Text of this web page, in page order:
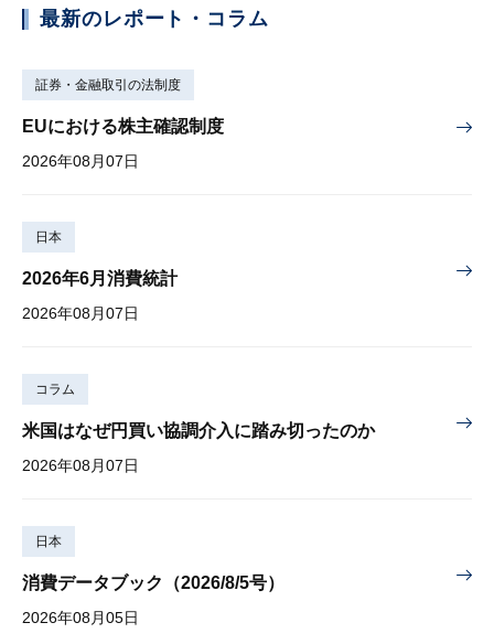
最新のレポート・コラム
証券・金融取引の法制度
EUにおける株主確認制度
2026年08月07日
日本
2026年6月消費統計
2026年08月07日
コラム
米国はなぜ円買い協調介入に踏み切ったのか
2026年08月07日
日本
消費データブック（2026/8/5号）
2026年08月05日